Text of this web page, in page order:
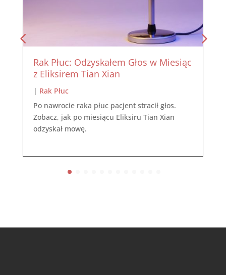
Rak Płuc: Odzyskałem Głos w Miesiąc
z Eliksirem Tian Xian
| Rak Płuc
Po nawrocie raka płuc pacjent stracił głos.
Zobacz, jak po miesiącu Eliksiru Tian Xian
odzyskał mowę.